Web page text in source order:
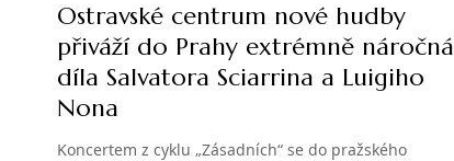
Ostravské centrum nové hudby
přiváží do Prahy extrémně náročná
díla Salvatora Sciarrina a Luigiho
Nona
Koncertem z cyklu „Zásadních“ se do pražského